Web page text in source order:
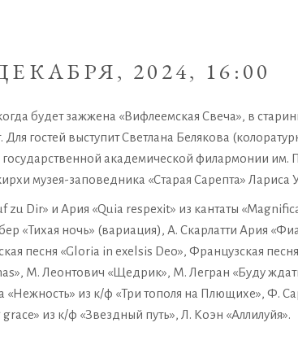
2024, 16:00
будет зажжена «Вифлеемская Свеча», в
Для гостей выступит Светлана Белякова
академической филармонии им.
музея-заповедника «Старая Сарепта» Лариса
Dir» и Ария «Quia respexit» из кантаты
«Тихая ночь» (вариация), А. Скарлатти Ария
песня «Gloria in exelsis Deo», Французская
М. Леонтович «Щедрик», М. Легран «Буду
«Нежность» из к/ф «Три тополя на Плющихе», Ф.
из к/ф «Звездный путь», Л. Коэн «Аллилуйя».